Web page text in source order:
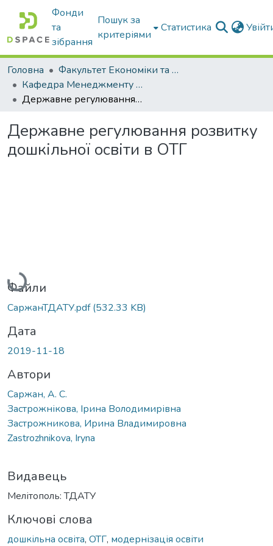
Фонди
та
зібрання
Пошук за
критеріями
Статистика
Головна
Факультет Економіки та бізнесу
Кафедра Менеджменту та публічного адміністрування
Державне регулювання розвитку дошкільної освіти в ОТГ
Державне регулювання розвитку
дошкільної освіти в ОТГ
Вантажиться...
Файли
СаржанТДАТУ.pdf(532.33 KB)
Дата
2019-11-18
Автори
Саржан, А. С.
Застрожнікова, Ірина Володимирівна
Застрожникова, Ирина Владимировна
Zastrozhnikova, Iryna
Видавець
Мелітополь: ТДАТУ
Ключові слова
дошкільна освіта, ОТГ, модернізація освіти